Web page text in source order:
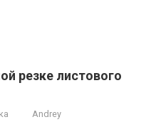
резке листового
Andrey